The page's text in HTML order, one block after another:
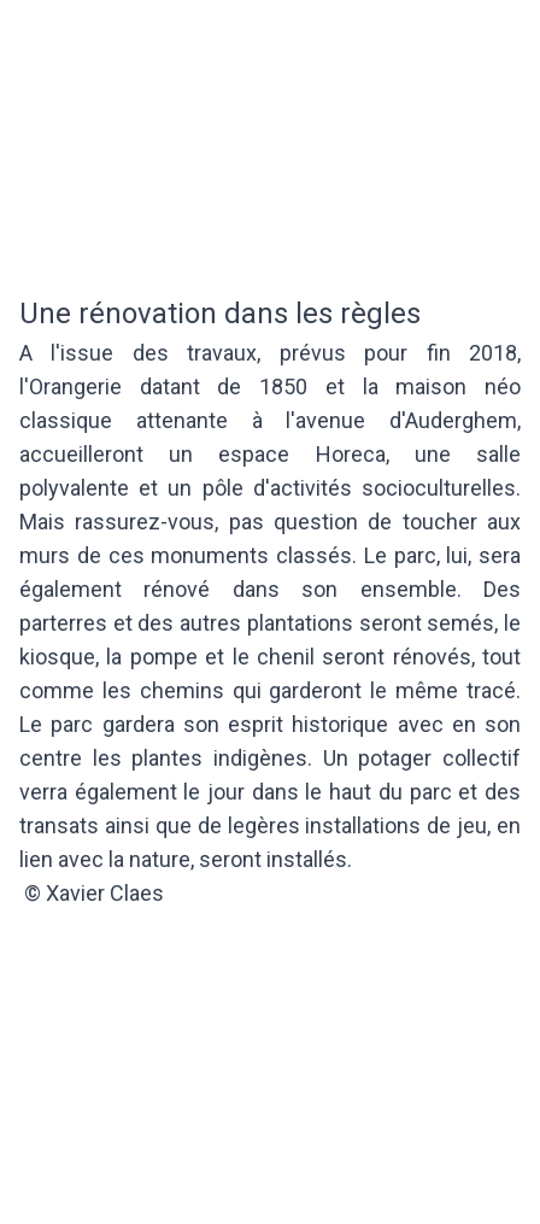
Une rénovation dans les règles
A l'issue des travaux, prévus pour fin 2018,
l'Orangerie datant de 1850 et la maison néo
classique attenante à l'avenue d'Auderghem,
accueilleront un espace Horeca, une salle
polyvalente et un pôle d'activités socioculturelles.
Mais rassurez-vous, pas question de toucher aux
murs de ces monuments classés. Le parc, lui, sera
également rénové dans son ensemble. Des
parterres et des autres plantations seront semés, le
kiosque, la pompe et le chenil seront rénovés, tout
comme les chemins qui garderont le même tracé.
Le parc gardera son esprit historique avec en son
centre les plantes indigènes. Un potager collectif
verra également le jour dans le haut du parc et des
transats ainsi que de legères installations de jeu, en
lien avec la nature, seront installés.
© Xavier Claes